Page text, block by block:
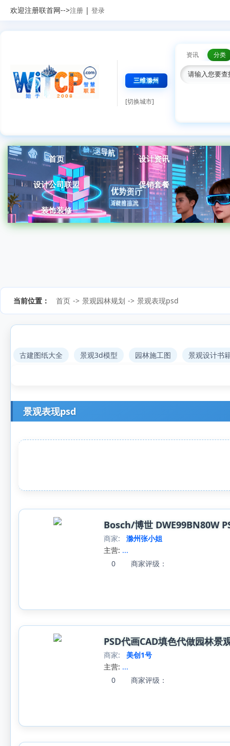
欢迎注册联首网-->注册 | 登录
三维滁州
[切换城市]
资讯 分类
首页 设计资讯
设计公司联盟 促销套餐
装饰装修
当前位置： 首页 -> 景观园林规划 -> 景观表现psd
古建图纸大全 景观3d模型 园林施工图 景观设计书
景观表现psd
Bosch/博世 DWE99BN80W
商家:
滁州张小姐
主营: ...
0
商家评级：
PSD代画CAD填色代做园林景
商家:
美创1号
主营: ...
0
商家评级：